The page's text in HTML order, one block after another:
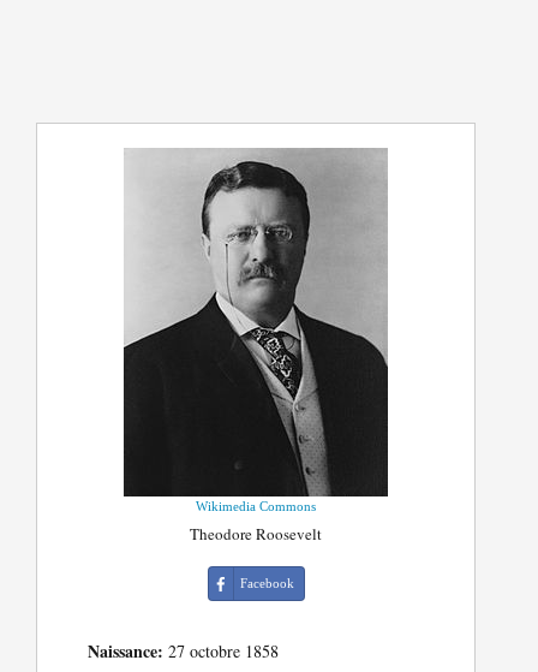
Wikimedia Commons
Theodore Roosevelt
Facebook
Naissance: 27 octobre 1858